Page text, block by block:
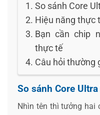
So sánh Core
Hiệu năng thực
Bạn cần chip
thực tế
Câu hỏi thường
So sánh Core
Nhìn tên thì tưởng hai